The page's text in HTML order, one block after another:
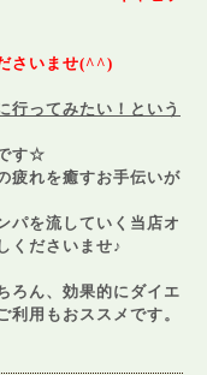
さいませ(^^)
行ってみたい！という
す☆
疲れを癒すお手伝いが
パを流していく当店オ
くださいませ♪
ろん、効果的にダイエ
利用もおススメです。